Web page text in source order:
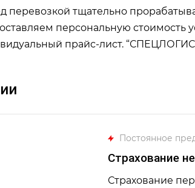
перевозкой тщательно
персональную стоимость
прайс-лист.
Постоянное
Страхование
Страхование